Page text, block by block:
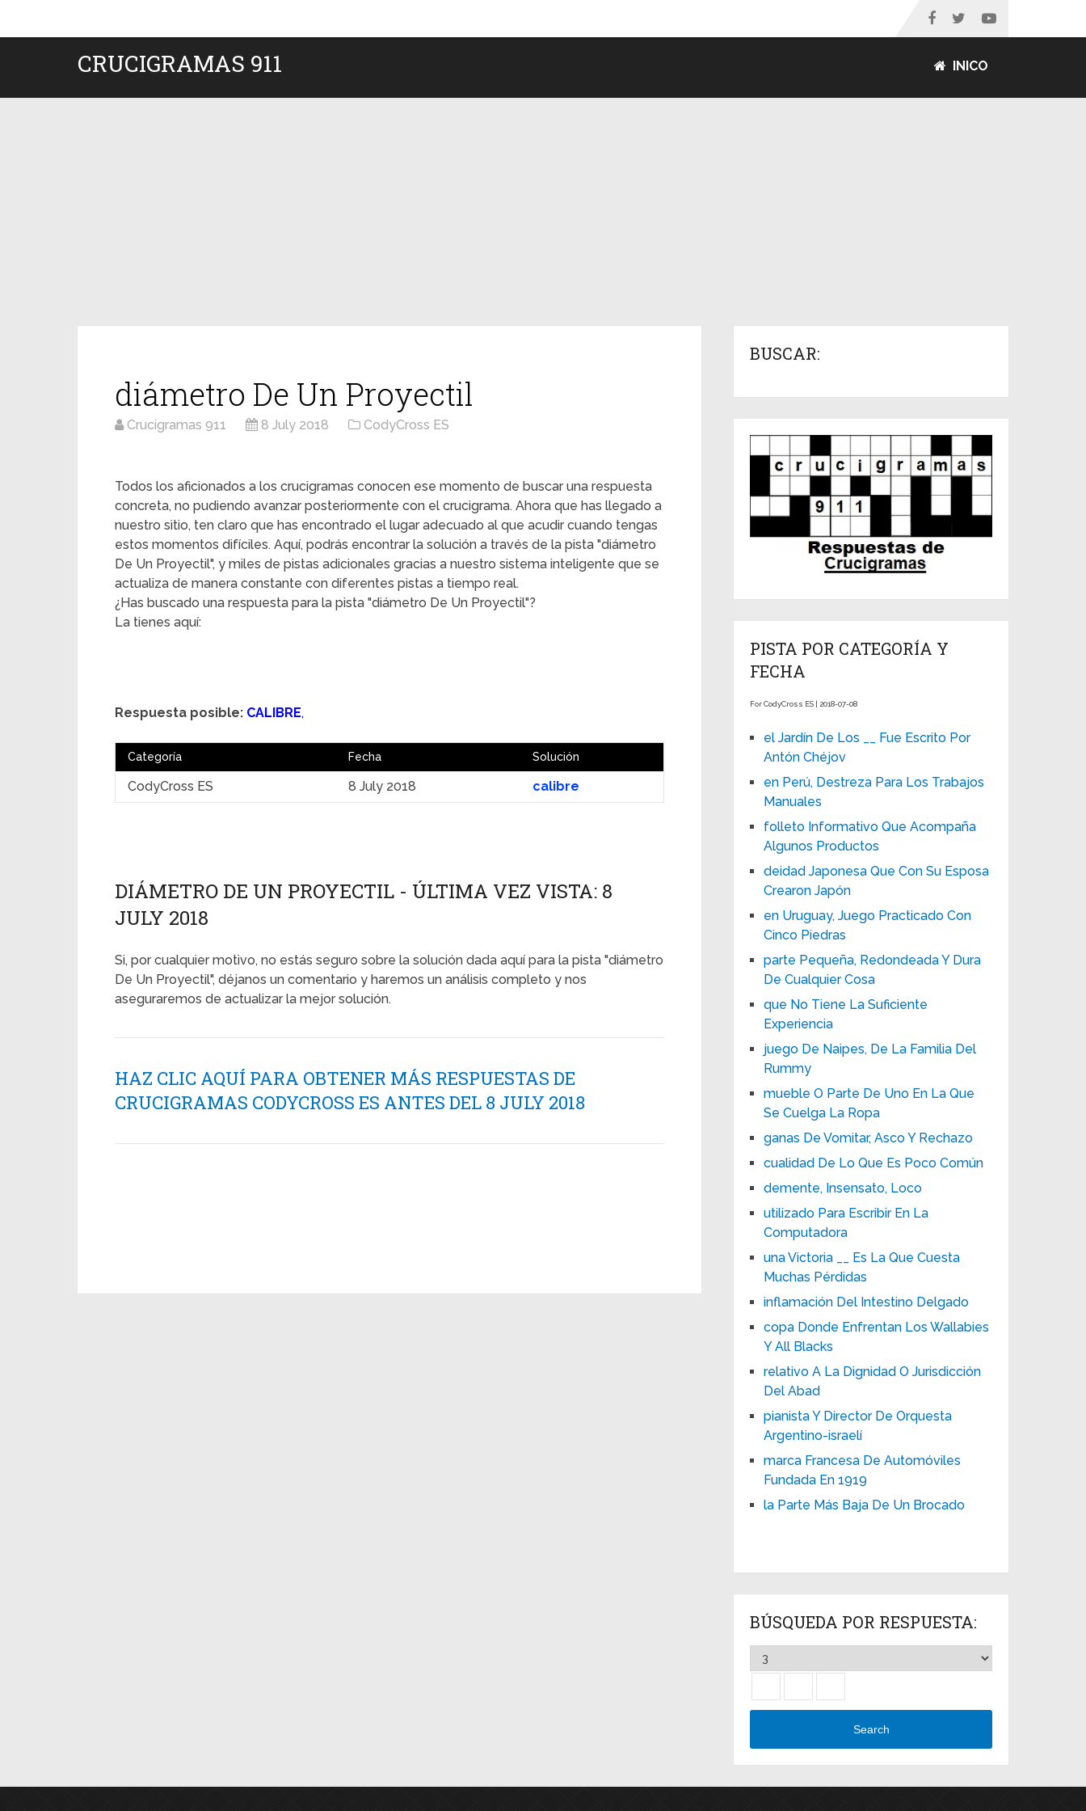
CRUCIGRAMAS 911 INICO
diámetro De Un Proyectil
Crucigramas 911 8 July 2018 CodyCross ES
Todos los aficionados a los crucigramas conocen ese momento de buscar una respuesta
concreta, no pudiendo avanzar posteriormente con el crucigrama. Ahora que has llegado a
nuestro sitio, ten claro que has encontrado el lugar adecuado al que acudir cuando tengas
estos momentos difíciles. Aquí, podrás encontrar la solución a través de la pista "diámetro
De Un Proyectil", y miles de pistas adicionales gracias a nuestro sistema inteligente que se
actualiza de manera constante con diferentes pistas a tiempo real.
¿Has buscado una respuesta para la pista "diámetro De Un Proyectil"?
La tienes aquí:
Respuesta posible: CALIBRE,
Categoría Fecha Solución
CodyCross ES 8 July 2018 calibre
DIÁMETRO DE UN PROYECTIL - ÚLTIMA VEZ VISTA: 8
JULY 2018
Si, por cualquier motivo, no estás seguro sobre la solución dada aquí para la pista "diámetro
De Un Proyectil", déjanos un comentario y haremos un análisis completo y nos
aseguraremos de actualizar la mejor solución.
HAZ CLIC AQUÍ PARA OBTENER MÁS RESPUESTAS DE
CRUCIGRAMAS CODYCROSS ES ANTES DEL 8 JULY 2018
BUSCAR:
PISTA POR CATEGORÍA Y
FECHA
For CodyCross ES | 2018-07-08
el Jardín De Los __ Fue Escrito Por
Antón Chéjov
en Perú, Destreza Para Los Trabajos
Manuales
folleto Informativo Que Acompaña
Algunos Productos
deidad Japonesa Que Con Su Esposa
Crearon Japón
en Uruguay, Juego Practicado Con
Cinco Piedras
parte Pequeña, Redondeada Y Dura
De Cualquier Cosa
que No Tiene La Suficiente
Experiencia
juego De Naipes, De La Familia Del
Rummy
mueble O Parte De Uno En La Que
Se Cuelga La Ropa
ganas De Vomitar, Asco Y Rechazo
cualidad De Lo Que Es Poco Común
demente, Insensato, Loco
utilizado Para Escribir En La
Computadora
una Victoria __ Es La Que Cuesta
Muchas Pérdidas
inflamación Del Intestino Delgado
copa Donde Enfrentan Los Wallabies
Y All Blacks
relativo A La Dignidad O Jurisdicción
Del Abad
pianista Y Director De Orquesta
Argentino-israelí
marca Francesa De Automóviles
Fundada En 1919
la Parte Más Baja De Un Brocado
BÚSQUEDA POR RESPUESTA:
Search